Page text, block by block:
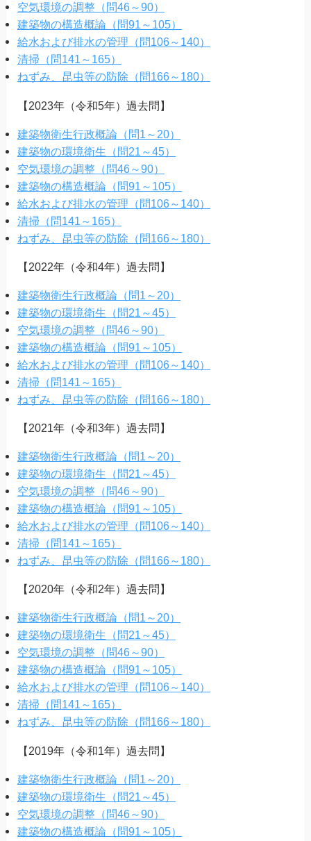
空気環境の調整（問46～90）
建築物の構造概論（問91～105）
給水および排水の管理（問106～140）
清掃（問141～165）
ねずみ、昆虫等の防除（問166～180）
【2023年（令和5年）過去問】
建築物衛生行政概論（問1～20）
建築物の環境衛生（問21～45）
空気環境の調整（問46～90）
建築物の構造概論（問91～105）
給水および排水の管理（問106～140）
清掃（問141～165）
ねずみ、昆虫等の防除（問166～180）
【2022年（令和4年）過去問】
建築物衛生行政概論（問1～20）
建築物の環境衛生（問21～45）
空気環境の調整（問46～90）
建築物の構造概論（問91～105）
給水および排水の管理（問106～140）
清掃（問141～165）
ねずみ、昆虫等の防除（問166～180）
【2021年（令和3年）過去問】
建築物衛生行政概論（問1～20）
建築物の環境衛生（問21～45）
空気環境の調整（問46～90）
建築物の構造概論（問91～105）
給水および排水の管理（問106～140）
清掃（問141～165）
ねずみ、昆虫等の防除（問166～180）
【2020年（令和2年）過去問】
建築物衛生行政概論（問1～20）
建築物の環境衛生（問21～45）
空気環境の調整（問46～90）
建築物の構造概論（問91～105）
給水および排水の管理（問106～140）
清掃（問141～165）
ねずみ、昆虫等の防除（問166～180）
【2019年（令和1年）過去問】
建築物衛生行政概論（問1～20）
建築物の環境衛生（問21～45）
空気環境の調整（問46～90）
建築物の構造概論（問91～105）